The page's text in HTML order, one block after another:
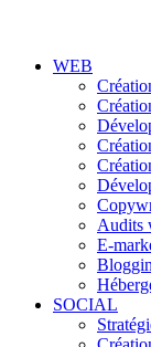
WEB
Audits
E-
SOCIAL